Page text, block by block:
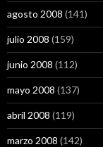
agosto 2008 (141)
julio 2008 (159)
junio 2008 (112)
mayo 2008 (137)
abril 2008 (119)
marzo 2008 (142)